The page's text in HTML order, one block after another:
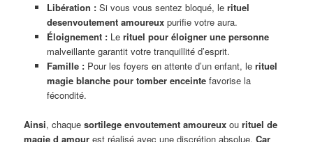
Libération :Si vous vous sentez bloqué, le rituel
desenvoutement amoureuxpurifie votre aura.
Éloignement :Le rituel pour éloigner une personne
malveillante garantit votre tranquillité d’esprit.
Famille :Pour les foyers en attente d’un enfant, le rituel
magie blanche pour tomber enceintefavorise la
fécondité.
Ainsi, chaquesortilege envoutement amoureux ourituel de
magie d amour est réalisé avec une discrétion absolue.Car